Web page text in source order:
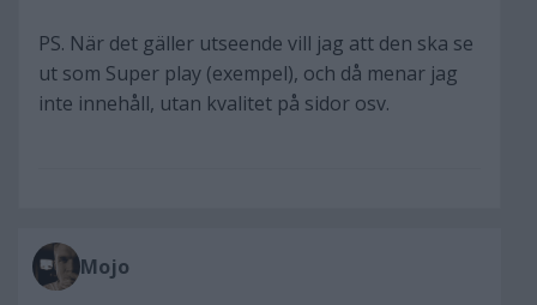
PS. När det gäller utseende vill jag att den ska se
ut som Super play (exempel), och då menar jag
inte innehåll, utan kvalitet på sidor osv.
Mojo